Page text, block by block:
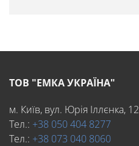
ТОВ "ЕМКА УКРАЇНА"
м. Київ, вул. Юрія Іллєнка, 12
Тел.: +38 050 404 8277
Тел.: +38 073 040 8060